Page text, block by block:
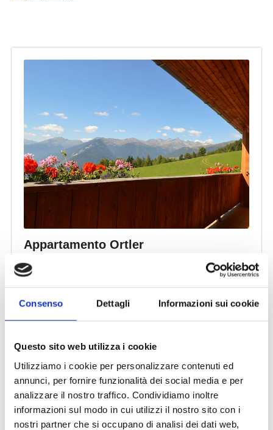
Consenso Dettagli Informazioni sui cookie
Questo sito web utilizza i cookie
Utilizziamo i cookie per personalizzare contenuti ed
annunci, per fornire funzionalità dei social media e per
analizzare il nostro traffico. Condividiamo inoltre
informazioni sul modo in cui utilizzi il nostro sito con i
nostri partner che si occupano di analisi dei dati web,